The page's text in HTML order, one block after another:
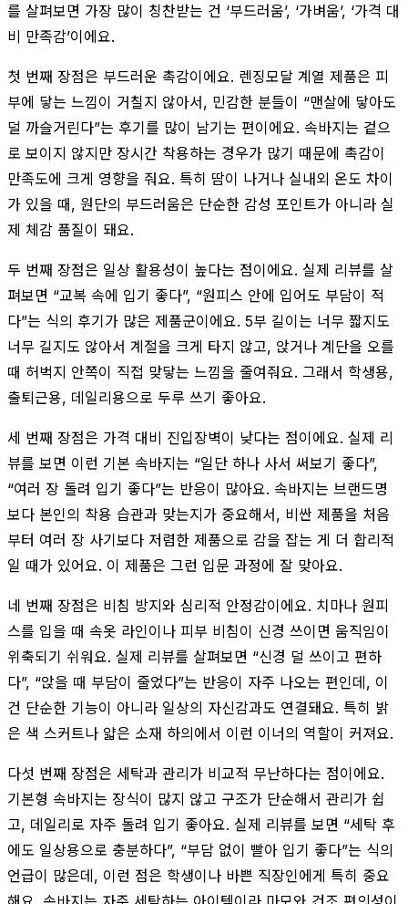
를 살펴보면 가장 많이 칭찬받는 건 ‘부드러움’, ‘가벼움’, ‘가격 대
비 만족감’이에요.
첫 번째 장점은 부드러운 촉감이에요. 렌징모달 계열 제품은 피
부에 닿는 느낌이 거칠지 않아서, 민감한 분들이 “맨살에 닿아도
덜 까슬거린다”는 후기를 많이 남기는 편이에요. 속바지는 겉으
로 보이지 않지만 장시간 착용하는 경우가 많기 때문에 촉감이
만족도에 크게 영향을 줘요. 특히 땀이 나거나 실내외 온도 차이
가 있을 때, 원단의 부드러움은 단순한 감성 포인트가 아니라 실
제 체감 품질이 돼요.
두 번째 장점은 일상 활용성이 높다는 점이에요. 실제 리뷰를 살
펴보면 “교복 속에 입기 좋다”, “원피스 안에 입어도 부담이 적
다”는 식의 후기가 많은 제품군이에요. 5부 길이는 너무 짧지도
너무 길지도 않아서 계절을 크게 타지 않고, 앉거나 계단을 오를
때 허벅지 안쪽이 직접 맞닿는 느낌을 줄여줘요. 그래서 학생용,
출퇴근용, 데일리용으로 두루 쓰기 좋아요.
세 번째 장점은 가격 대비 진입장벽이 낮다는 점이에요. 실제 리
뷰를 보면 이런 기본 속바지는 “일단 하나 사서 써보기 좋다”,
“여러 장 돌려 입기 좋다”는 반응이 많아요. 속바지는 브랜드명
보다 본인의 착용 습관과 맞는지가 중요해서, 비싼 제품을 처음
부터 여러 장 사기보다 저렴한 제품으로 감을 잡는 게 더 합리적
일 때가 있어요. 이 제품은 그런 입문 과정에 잘 맞아요.
네 번째 장점은 비침 방지와 심리적 안정감이에요. 치마나 원피
스를 입을 때 속옷 라인이나 피부 비침이 신경 쓰이면 움직임이
위축되기 쉬워요. 실제 리뷰를 살펴보면 “신경 덜 쓰이고 편하
다”, “앉을 때 부담이 줄었다”는 반응이 자주 나오는 편인데, 이
건 단순한 기능이 아니라 일상의 자신감과도 연결돼요. 특히 밝
은 색 스커트나 얇은 소재 하의에서 이런 이너의 역할이 커져요.
다섯 번째 장점은 세탁과 관리가 비교적 무난하다는 점이에요.
기본형 속바지는 장식이 많지 않고 구조가 단순해서 관리가 쉽
고, 데일리로 자주 돌려 입기 좋아요. 실제 리뷰를 보면 “세탁 후
에도 일상용으로 충분하다”, “부담 없이 빨아 입기 좋다”는 식의
언급이 많은데, 이런 점은 학생이나 바쁜 직장인에게 특히 중요